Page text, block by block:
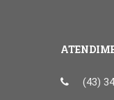
(43)